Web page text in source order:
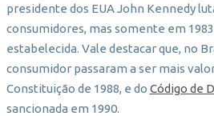
presidente dos EUA John Kennedy
consumidores, mas somente em
estabelecida. Vale destacar que, no
consumidor passaram a ser mais
Constituição de 1988, e do Código de
sancionada em 1990.